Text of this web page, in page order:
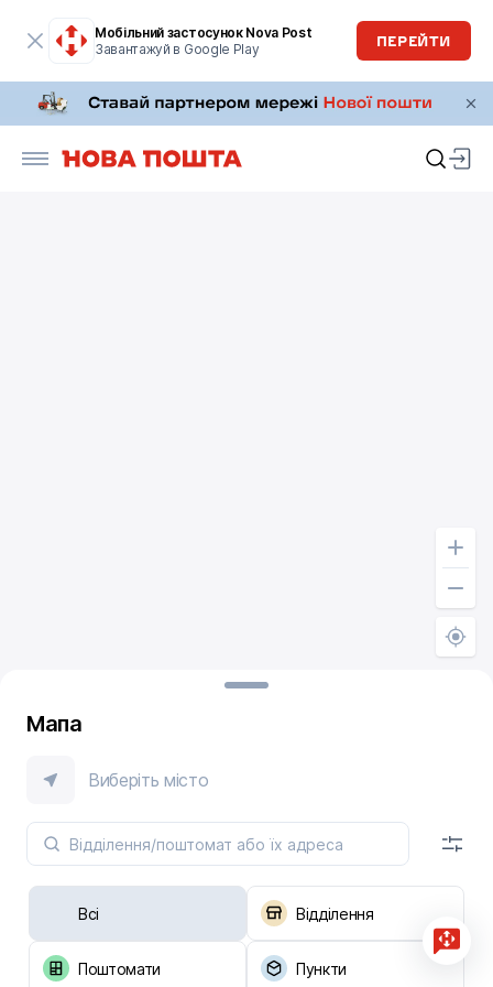
Мобільний застосунок Nova Post
Завантажуй в Google Play
ПЕРЕЙТИ
Мапа
Виберіть місто
Всі Відділення
Поштомати Пункти